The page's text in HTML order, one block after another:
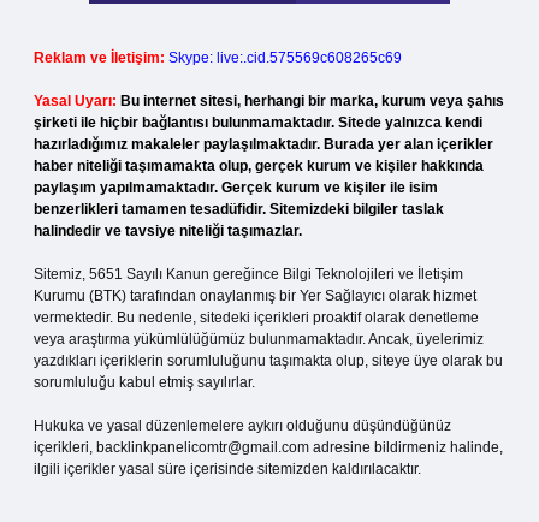
Reklam ve İletişim: Skype: live:.cid.575569c608265c69
Yasal Uyarı: Bu internet sitesi, herhangi bir marka, kurum veya şahıs
şirketi ile hiçbir bağlantısı bulunmamaktadır. Sitede yalnızca kendi
hazırladığımız makaleler paylaşılmaktadır. Burada yer alan içerikler
haber niteliği taşımamakta olup, gerçek kurum ve kişiler hakkında
paylaşım yapılmamaktadır. Gerçek kurum ve kişiler ile isim
benzerlikleri tamamen tesadüfidir. Sitemizdeki bilgiler taslak
halindedir ve tavsiye niteliği taşımazlar.
Sitemiz, 5651 Sayılı Kanun gereğince Bilgi Teknolojileri ve İletişim
Kurumu (BTK) tarafından onaylanmış bir Yer Sağlayıcı olarak hizmet
vermektedir. Bu nedenle, sitedeki içerikleri proaktif olarak denetleme
veya araştırma yükümlülüğümüz bulunmamaktadır. Ancak, üyelerimiz
yazdıkları içeriklerin sorumluluğunu taşımakta olup, siteye üye olarak bu
sorumluluğu kabul etmiş sayılırlar.
Hukuka ve yasal düzenlemelere aykırı olduğunu düşündüğünüz
içerikleri, backlinkpanelicomtr@gmail.com adresine bildirmeniz halinde,
ilgili içerikler yasal süre içerisinde sitemizden kaldırılacaktır.